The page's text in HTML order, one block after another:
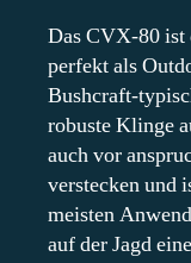
Das CVX-80 ist
perfekt als
Bushcraft-
robuste Klinge
auch vor
verstecken und
meisten
auf der Jagd